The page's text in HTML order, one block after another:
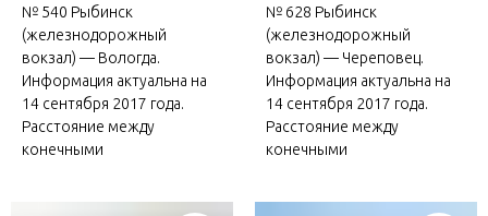
№ 540 Рыбинск
(железнодорожный
вокзал) — Вологда.
Информация актуальна на
14 сентября 2017 года.
Расстояние между
конечными
№ 628 Рыбинск
(железнодорожный
вокзал) — Череповец.
Информация актуальна на
14 сентября 2017 года.
Расстояние между
конечными